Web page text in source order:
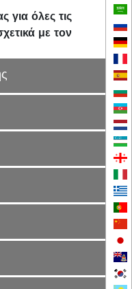
για όλες τις
με τον